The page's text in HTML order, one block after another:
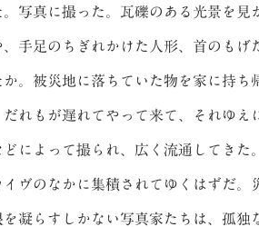
写真に撮った。瓦礫のある光景を
手足のちぎれかけた人形、首のも
。被災地に落ちていた物を家に持ち
れもが遅れてやって来て、それゆえ
によって撮られ、広く流通してき
ヴのなかに集積されてゆくはずだ
凝らすしかない写真家たちは、孤独